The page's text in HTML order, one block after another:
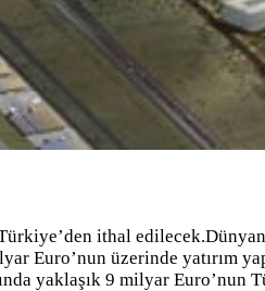
ithal
Euro’nun üzerinde yatırım
yaklaşık 9 milyar Euro’nun